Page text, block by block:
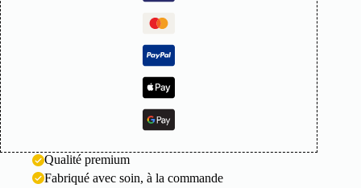
Qualité premium
Fabriqué avec soin, à la commande